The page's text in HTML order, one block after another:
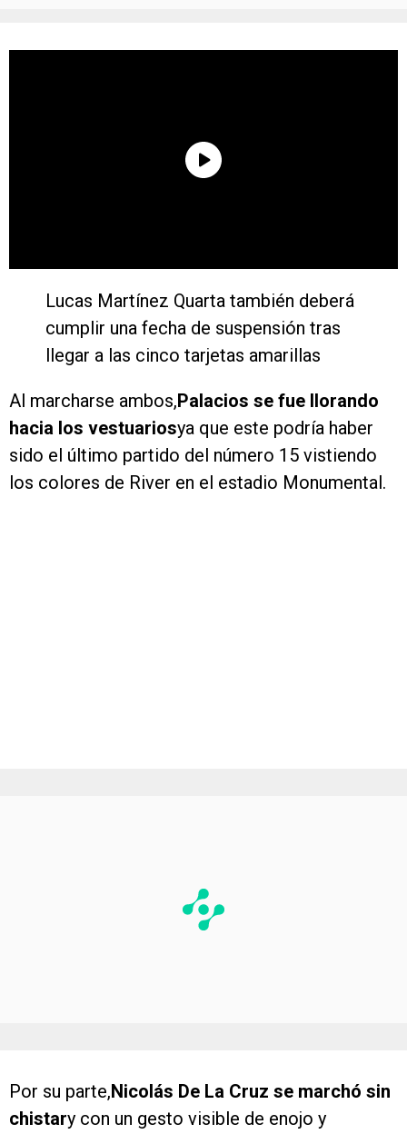
Lucas Martínez Quarta también deberá
cumplir una fecha de suspensión tras
llegar a las cinco tarjetas amarillas
Al marcharse ambos,Palacios se fue llorando
hacia los vestuariosya que este podría haber
sido el último partido del número 15 vistiendo
los colores de River en el estadio Monumental.
Por su parte,Nicolás De La Cruz se marchó sin
chistary con un gesto visible de enojo y